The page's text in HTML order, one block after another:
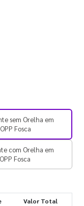
sem Orelha em
Fosca
com Orelha em
Fosca
Valor Total